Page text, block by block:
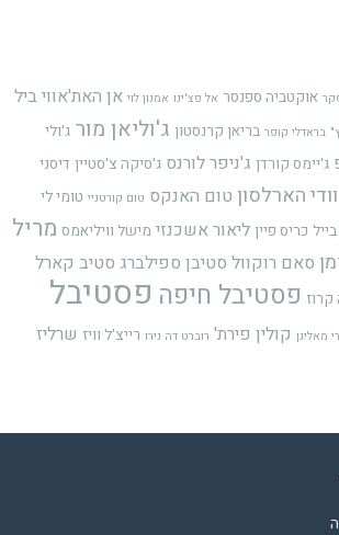
אוקטביה ספנסר אל פצ'ינו אמנון לוי אן האת'אוויביל
בראדלי קופר בריאן קרנסטון ג'וליאן מור ג'ולי
ג'יימס קורדן ג'ניפר לורנס ג'סיקה צ'סטיין דיסני
וודי הארלסון טום האנקס טום קורטניי טומי לי
כריס פיין ליאור אשכנזי מישל וויליאמס מריל
סאם רוקוול סטיבן ספילברג סטיב קארל
קרוז פסטיבל חיפה פסטיבל
מאליגן קולין פירת' רוברט דה נירו רייצ'ל וויז שרליז